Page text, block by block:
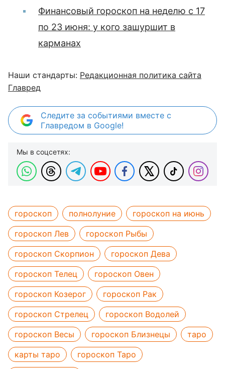
Финансовый гороскоп на неделю с 17
по 23 июня: у кого зашуршит в
карманах
Наши стандарты: Редакционная политика сайта
Главред
Следите за событиями вместе с
Главредом в Google!
Мы в соцсетях:
гороскоп полнолуние
гороскоп на июнь
гороскоп Лев
гороскоп Рыбы
гороскоп Скорпион
гороскоп Дева
гороскоп Телец
гороскоп Овен
гороскоп Козерог
гороскоп Рак
гороскоп Стрелец
гороскоп Водолей
гороскоп Весы
гороскоп Близнецы
таро
карты таро
гороскоп Таро